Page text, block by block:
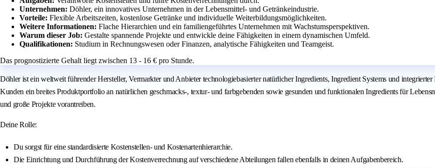
Unternehmen: Döhler, ein innovatives Unternehmen in der Lebensmittel- und Getränkeindustrie.
Vorteile: Flexible Arbeitszeiten, kostenlose Getränke und individuelle Weiterbildungsmöglichkeiten.
Weitere Informationen: Flache Hierarchien und ein familiengeführtes Unternehmen mit Wachstumsperspektiven.
Warum dieser Job: Gestalte spannende Projekte und entwickle deine Fähigkeiten in einem dynamischen Umfeld.
Qualifikationen: Studium in Rechnungswesen oder Finanzen, analytische Fähigkeiten und Teamgeist.
Das prognostizierte Gehalt liegt zwischen 13 - 16 € pro Stunde.
Döhler ist ein weltweit führender Hersteller, Vermarkter und Anbieter technologiebasierter natürlicher Ingredients, Ingredient Systems und
Kunden ein breites Produktportfolio an natürlichen geschmacks-, textur- und farbgebenden sowie gesunden und funktionalen Ingredients für
und große Projekte vorantreiben.
Deine Rolle:
Du sorgst für eine standardisierte Kostenstellen- und Kostenartenhierarchie.
Die Einrichtung und Durchführung der Kostenverrechnung auf verschiedene Abteilungen fallen ebenfalls in deinen Aufgabenbereich.